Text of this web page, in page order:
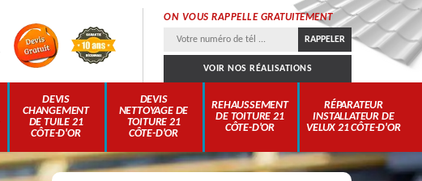
ON VOUS RAPPELLE GRATUITEMENT
VOIR NOS RÉALISATIONS
DEVIS
CHANGEMENT
DE TUILE 21
CÔTE-D'OR
DEVIS
NETTOYAGE DE
TOITURE 21
CÔTE-D'OR
REHAUSSEMENT
DE TOITURE 21
CÔTE-D'OR
RÉPARATEUR
INSTALLATEUR DE
VELUX 21 CÔTE-D'OR